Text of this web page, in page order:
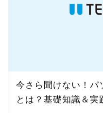
今さら聞けない！パ
とは？基礎知識＆実